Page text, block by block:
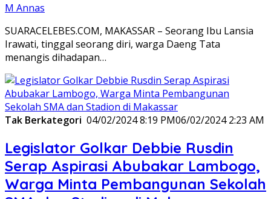
M Annas
SUARACELEBES.COM, MAKASSAR – Seorang Ibu Lansia
Irawati, tinggal seorang diri, warga Daeng Tata
menangis dihadapan…
Tak Berkategori 04/02/2024 8:19 PM06/02/2024 2:23 AM
Legislator Golkar Debbie Rusdin
Serap Aspirasi Abubakar Lambogo,
Warga Minta Pembangunan Sekolah